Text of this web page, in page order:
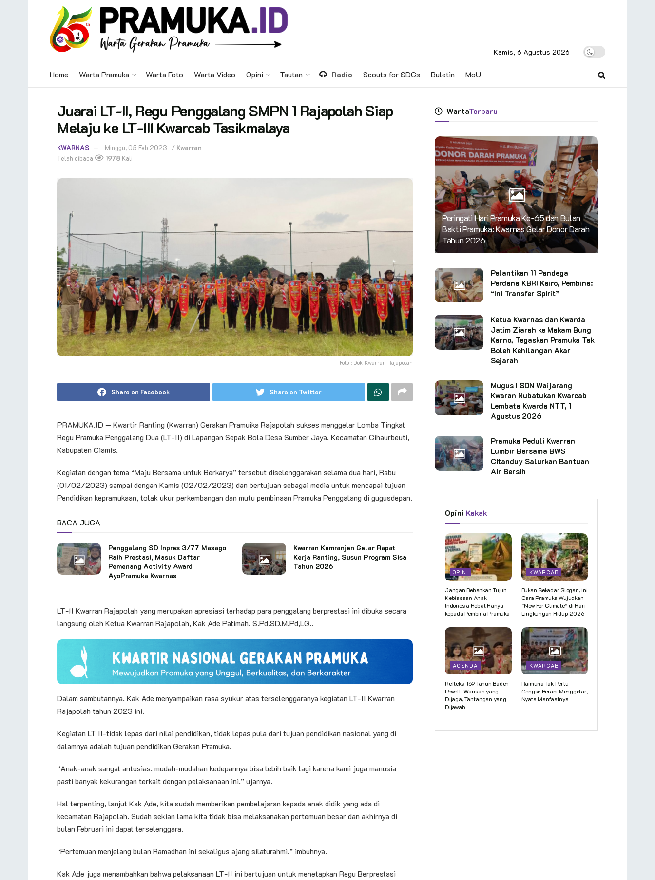
Kamis, 6 Agustus 2026
Home Warta Pramuka Warta Foto Warta Video Opini Tautan Radio Scouts for SDGs Buletin MoU
Juarai LT-II, Regu Penggalang SMPN 1 Rajapolah Siap
Melaju ke LT-III Kwarcab Tasikmalaya
KWARNAS Minggu, 05 Feb 2023 / Kwarran
Telah dibaca
1978 Kali
Foto : Dok. Kwarran Rajapolah
Share on Facebook Share on Twitter
PRAMUKA.ID — Kwartir Ranting (Kwarran) Gerakan Pramuika Rajapolah sukses menggelar Lomba Tingkat
Regu Pramuka Penggalang Dua (LT-II) di Lapangan Sepak Bola Desa Sumber Jaya, Kecamatan Cihaurbeuti,
Kabupaten Ciamis.
Kegiatan dengan tema “Maju Bersama untuk Berkarya” tersebut diselenggarakan selama dua hari, Rabu
(01/02/2023) sampai dengan Kamis (02/02/2023) dan bertujuan sebagai media untuk mencapai tujuan
Pendidikan kepramukaan, tolak ukur perkembangan dan mutu pembinaan Pramuka Penggalang di gugusdepan.
BACA JUGA
Penggalang SD Inpres 3/77 Masago
Raih Prestasi, Masuk Daftar
Pemenang Activity Award
AyoPramuka Kwarnas
Kwarran Kemranjen Gelar Rapat
Kerja Ranting, Susun Program Sisa
Tahun 2026
LT-II Kwarran Rajapolah yang merupakan apresiasi terhadap para penggalang berprestasi ini dibuka secara
langsung oleh Ketua Kwarran Rajapolah, Kak Ade Patimah, S.Pd.SD,M.Pd,LG..
Dalam sambutannya, Kak Ade menyampaikan rasa syukur atas terselenggaranya kegiatan LT-II Kwarran
Rajapolah tahun 2023 ini.
Kegiatan LT II-tidak lepas dari nilai pendidikan, tidak lepas pula dari tujuan pendidikan nasional yang di
dalamnya adalah tujuan pendidikan Gerakan Pramuka.
“Anak-anak sangat antusias, mudah-mudahan kedepannya bisa lebih baik lagi karena kami juga manusia
pasti banyak kekurangan terkait dengan pelaksanaan ini,” ujarnya.
Hal terpenting, lanjut Kak Ade, kita sudah memberikan pembelajaran kepada anak didik yang ada di
kecamatan Rajapolah. Sudah sekian lama kita tidak bisa melaksanakan pertemuan besar dan akhirnya di
bulan Februari ini dapat terselenggara.
“Pertemuan menjelang bulan Ramadhan ini sekaligus ajang silaturahmi,” imbuhnya.
Kak Ade juga menambahkan bahwa pelaksanaan LT-II ini bertujuan untuk menetapkan Regu Berprestasi
WartaTerbaru
Peringati Hari Pramuka Ke-65 dan Bulan
Bakti Pramuka: Kwarnas Gelar Donor Darah
Tahun 2026
Pelantikan 11 Pandega
Perdana KBRI Kairo, Pembina:
“Ini Transfer Spirit”
Ketua Kwarnas dan Kwarda
Jatim Ziarah ke Makam Bung
Karno, Tegaskan Pramuka Tak
Boleh Kehilangan Akar
Sejarah
Mugus I SDN Waijarang
Kwaran Nubatukan Kwarcab
Lembata Kwarda NTT, 1
Agustus 2026
Pramuka Peduli Kwarran
Lumbir Bersama BWS
Citanduy Salurkan Bantuan
Air Bersih
Opini Kakak
OPINI
Jangan Bebankan Tujuh
Kebiasaan Anak
Indonesia Hebat Hanya
kepada Pembina Pramuka
KWARCAB
Bukan Sekadar Slogan, Ini
Cara Pramuka Wujudkan
“Now For Climate” di Hari
Lingkungan Hidup 2026
AGENDA
Refleksi 169 Tahun Baden-
Powell: Warisan yang
Dijaga, Tantangan yang
Dijawab
KWARCAB
Raimuna Tak Perlu
Gengsi: Berani Menggelar,
Nyata Manfaatnya